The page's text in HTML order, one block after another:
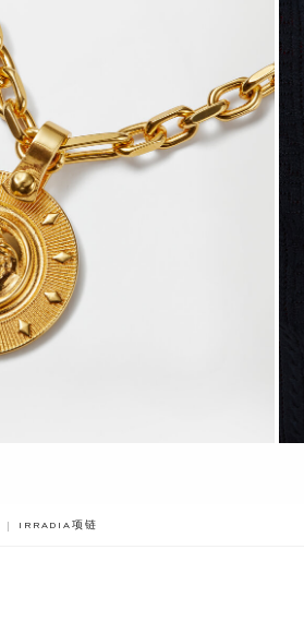
BREADCRUMB.ADA.LABEL.CURRENT
IRRADIA项链